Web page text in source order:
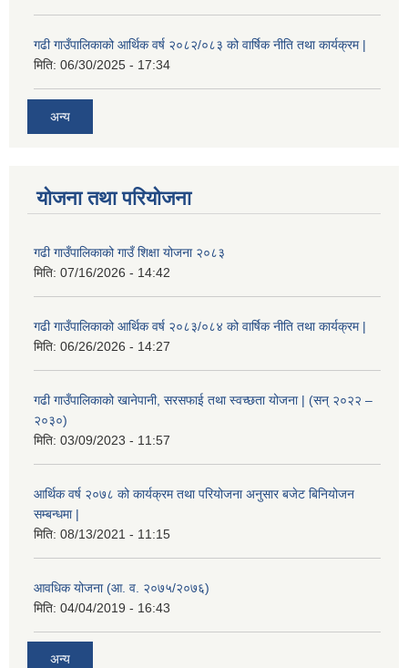
गढी गाउँपालिकाको आर्थिक वर्ष २०८२/०८३ को वार्षिक नीति तथा कार्यक्रम |
मिति: 06/30/2025 - 17:34
अन्य
योजना तथा परियोजना
गढी गाउँपालिकाको गाउँ शिक्षा योजना २०८३
मिति: 07/16/2026 - 14:42
गढी गाउँपालिकाको आर्थिक वर्ष २०८३/०८४ को वार्षिक नीति तथा कार्यक्रम |
मिति: 06/26/2026 - 14:27
गढी गाउँपालिकाको खानेपानी, सरसफाई तथा स्वच्छता योजना | (सन् २०२२ –
२०३०)
मिति: 03/09/2023 - 11:57
आर्थिक वर्ष २०७८ को कार्यक्रम तथा परियोजना अनुसार बजेट बिनियोजन
सम्बन्धमा |
मिति: 08/13/2021 - 11:15
आवधिक योजना (आ. व. २०७५/२०७६)
मिति: 04/04/2019 - 16:43
अन्य